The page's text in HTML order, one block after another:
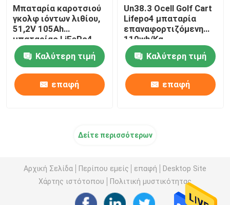
Μπαταρία καροτσιού
γκολφ ιόντων λιθίου,
51,2V 105Ah
μπαταρίας LiFePo4
Καλύτερη τιμή
επαφή
Un38.3 Ocell Golf Cart
Lifepo4 μπαταρία
επαναφορτιζόμενη
110wh/Kg
Καλύτερη τιμή
επαφή
Δείτε περισσότερων
Αρχική Σελίδα Περίπου εμείς επαφή
Desktop Site
Χάρτης ιστότοπου
Πολιτική μυστικότητας